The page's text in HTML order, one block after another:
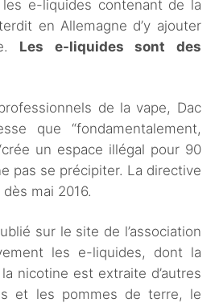
e-liquides contenant de la
en Allemagne d’y ajouter
Les e-liquides sont des
de la vape, Dac
que “fondamentalement,
un espace illégal pour 90
pas se précipiter. La directive
mai 2016.
sur le site de l’association
les e-liquides, dont la
nicotine est extraite d’autres
et les pommes de terre, le